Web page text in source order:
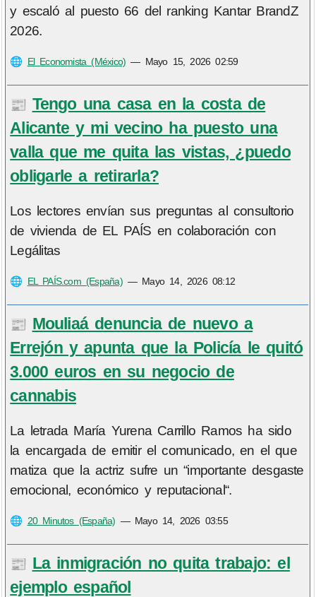
y escaló al puesto 66 del ranking Kantar BrandZ
2026.
🌐 El Economista (México) — Mayo 15, 2026 02:59
📰 Tengo una casa en la costa de
Alicante y mi vecino ha puesto una
valla que me quita las vistas, ¿puedo
obligarle a retirarla?
Los lectores envían sus preguntas al consultorio
de vivienda de EL PAÍS en colaboración con
Legálitas
🌐 EL PAÍS.com (España)— Mayo 14, 2026 08:12
📰 Mouliaá denuncia de nuevo a
Errejón y apunta que la Policía le quitó
3.000 euros en su negocio de
cannabis
La letrada María Yurena Carrillo Ramos ha sido
la encargada de emitir el comunicado, en el que
matiza que la actriz sufre un “importante desgaste
emocional, económico y reputacional“.
🌐 20 Minutos (España) — Mayo 14, 2026 03:55
📰 La inmigración no quita trabajo: el
ejemplo español